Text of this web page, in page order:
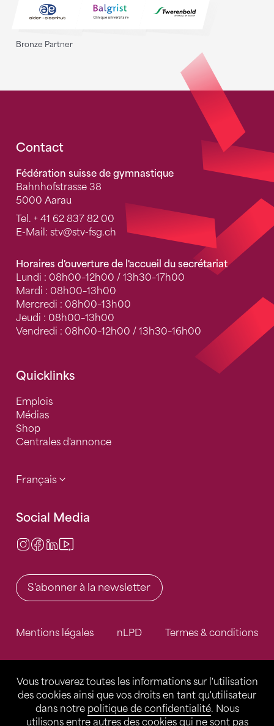
Vous trouverez toutes les informations sur l'utilisation
des cookies ainsi que vos droits en tant qu'utilisateur
dans notre politique de confidentialité. Nous
utilisons entre autres des cookies qui ne sont pas
Bronze Partner
Fusszeile
Contact
Fédération suisse de gymnastique
Bahnhofstrasse 38
5000 Aarau
Tel. + 41 62 837 82 00
E-Mail: stv@stv-fsg.ch
Horaires d'ouverture de l'accueil du secrétariat
Lundi : 08h00–12h00 / 13h30–17h00
Mardi : 08h00–13h00
Mercredi : 08h00–13h00
Jeudi : 08h00–13h00
Vendredi : 08h00–12h00 / 13h30–16h00
Quicklinks
Emplois
Médias
Shop
Centrales d'annonce
Français
Social Media
Instagram
Facebook
LinkedIn
S'abonner à la newsletter
Mentions légales nLPD Termes & conditions